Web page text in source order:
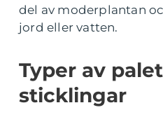
del av moderplantan
jord eller vatten.
Typer av
sticklingar